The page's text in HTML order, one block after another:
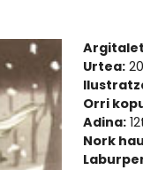
Urtea:
Orri
Adina:
Nork